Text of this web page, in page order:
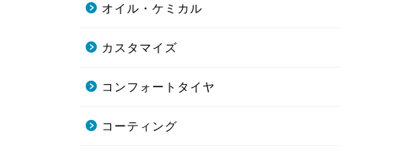
オイル・ケミカル
カスタマイズ
コンフォートタイヤ
コーティング